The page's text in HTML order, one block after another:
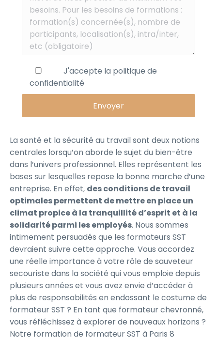
J'accepte la politique de
confidentialité
La santé et la sécurité au travail sont deux notions
centrales lorsqu’on aborde le sujet du bien-être
dans l’univers professionnel. Elles représentent les
bases sur lesquelles repose la bonne marche d’une
entreprise. En effet, des conditions de travail
optimales permettent de mettre en place un
climat propice à la tranquillité d’esprit et à la
solidarité parmi les employés. Nous sommes
intimement persuadés que les formateurs SST
devraient suivre cette approche. Vous accordez
une réelle importance à votre rôle de sauveteur
secouriste dans la société qui vous emploie depuis
plusieurs années et vous avez envie d’accéder à
plus de responsabilités en endossant le costume de
formateur SST ? En tant que formateur chevronné,
vous réfléchissez à explorer de nouveaux horizons ?
Notre formation de formateur SST à Paris 8